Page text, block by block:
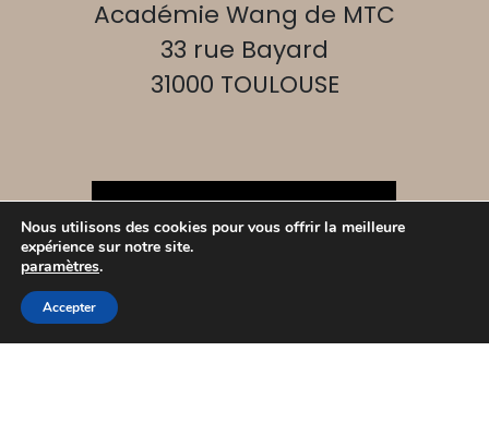
Académie Wang de MTC
33 rue Bayard
31000 TOULOUSE
Nous utilisons des cookies pour vous offrir la meilleure
expérience sur notre site.
paramètres.
Accepter